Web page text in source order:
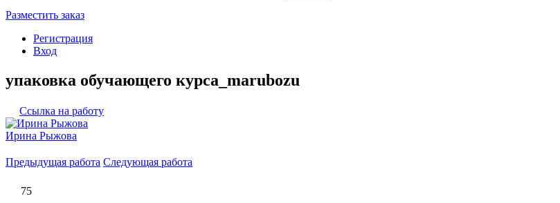
Разместить заказ
Регистрация
Вход
упаковка обучающего курса_marubozu
Ссылка на работу
Ирина Рыжова
Предыдущая работа Следующая работа
75